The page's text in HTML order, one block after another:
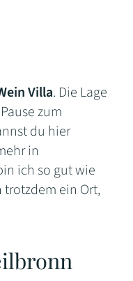
Villa. Die Lage
zum
du hier
in
ich so gut wie
trotzdem ein Ort,